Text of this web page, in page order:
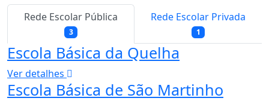
Rede Escolar Pública
3
Rede Escolar Privada
1
Escola Básica da Quelha
Ver detalhes
Escola Básica de São Martinho